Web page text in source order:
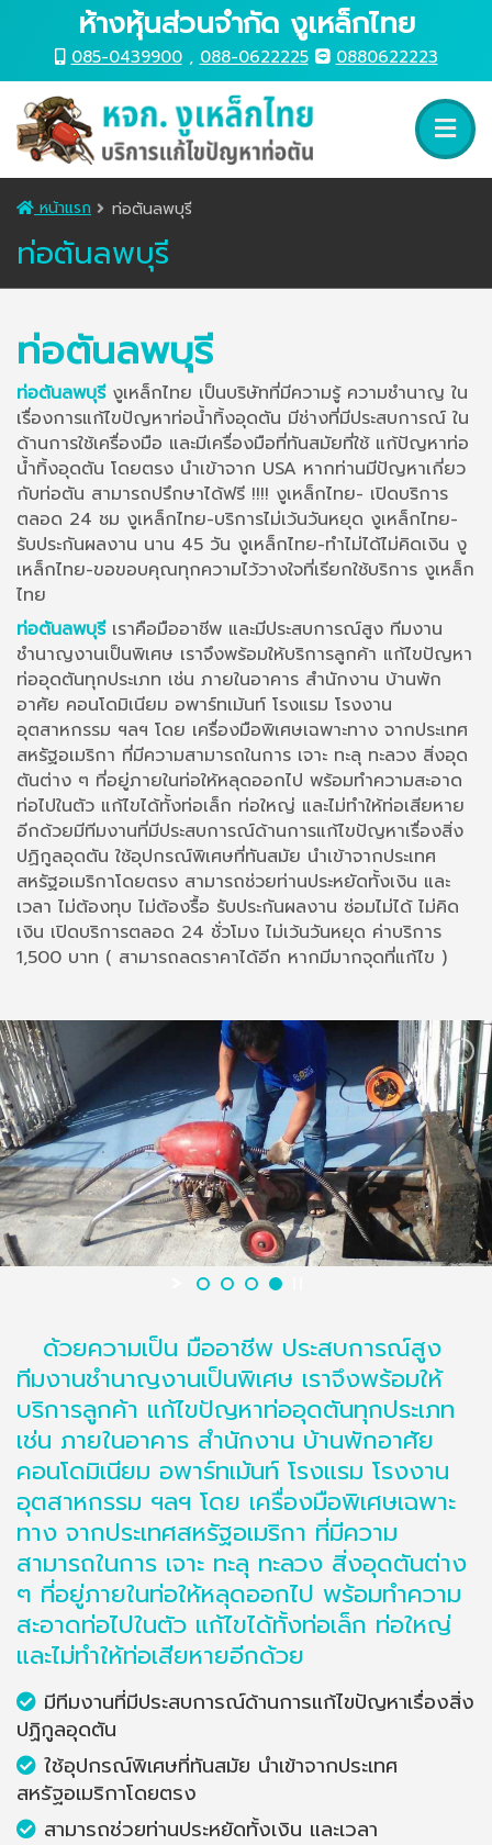
ห้างหุ้นส่วนจำกัด งูเหล็กไทย
085-0439900, 088-0622225 0880622223
หน้าแรก ท่อตันลพบุรี
ท่อตันลพบุรี
ท่อตันลพบุรี
ท่อตันลพบุรีงูเหล็กไทย เป็นบริษัทที่มีความรู้ ความชำนาญ ใน
เรื่องการแก้ไขปัญหาท่อน้ำทิ้งอุดตัน มีช่างที่มีประสบการณ์ ใน
ด้านการใช้เครื่องมือ และมีเครื่องมือที่ทันสมัยที่ใช้ แก้ปัญหาท่อ
น้ำทิ้งอุดตัน โดยตรง นำเข้าจาก USA หากท่านมีปัญหาเกี่ยว
กับท่อตัน สามารถปรึกษาได้ฟรี !!!! งูเหล็กไทย- เปิดบริการ
ตลอด 24 ชม งูเหล็กไทย-บริการไม่เว้นวันหยุด งูเหล็กไทย-
รับประกันผลงาน นาน 45 วัน งูเหล็กไทย-ทำไม่ได้ไม่คิดเงิน งู
เหล็กไทย-ขอขอบคุณทุกความไว้วางใจที่เรียกใช้บริการ งูเหล็ก
ไทย
ท่อตันลพบุรีเราคือมืออาชีพ และมีประสบการณ์สูง ทีมงาน
ชำนาญงานเป็นพิเศษ เราจึงพร้อมให้บริการลูกค้า แก้ไขปัญหา
ท่ออุดตันทุกประเภท เช่น ภายในอาคาร สำนักงาน บ้านพัก
อาศัย คอนโดมิเนียม อพาร์ทเม้นท์ โรงแรม โรงงาน
อุตสาหกรรม ฯลฯ โดย เครื่องมือพิเศษเฉพาะทาง จากประเทศ
สหรัฐอเมริกา ที่มีความสามารถในการ เจาะ ทะลุ ทะลวง สิ่งอุด
ตันต่าง ๆ ที่อยู่ภายในท่อให้หลุดออกไป พร้อมทำความสะอาด
ท่อไปในตัว แก้ไขได้ทั้งท่อเล็ก ท่อใหญ่ และไม่ทำให้ท่อเสียหาย
อีกด้วยมีทีมงานที่มีประสบการณ์ด้านการแก้ไขปัญหาเรื่องสิ่ง
ปฏิกูลอุดตัน ใช้อุปกรณ์พิเศษที่ทันสมัย นำเข้าจากประเทศ
สหรัฐอเมริกาโดยตรง สามารถช่วยท่านประหยัดทั้งเงิน และ
เวลา ไม่ต้องทุบ ไม่ต้องรื้อ รับประกันผลงาน ซ่อมไม่ได้ ไม่คิด
เงิน เปิดบริการตลอด 24 ชั่วโมง ไม่เว้นวันหยุด ค่าบริการ
1,500 บาท ( สามารถลดราคาได้อีก หากมีมากจุดที่แก้ไข )
ด้วยความเป็น มืออาชีพ ประสบการณ์สูง
ทีมงานชำนาญงานเป็นพิเศษ เราจึงพร้อมให้
บริการลูกค้า แก้ไขปัญหาท่ออุดตันทุกประเภท
เช่น ภายในอาคาร สำนักงาน บ้านพักอาศัย
คอนโดมิเนียม อพาร์ทเม้นท์ โรงแรม โรงงาน
อุตสาหกรรม ฯลฯ โดย เครื่องมือพิเศษเฉพาะ
ทาง จากประเทศสหรัฐอเมริกา ที่มีความ
สามารถในการ เจาะ ทะลุ ทะลวง สิ่งอุดตันต่าง
ๆ ที่อยู่ภายในท่อให้หลุดออกไป พร้อมทำความ
สะอาดท่อไปในตัว แก้ไขได้ทั้งท่อเล็ก ท่อใหญ่
และไม่ทำให้ท่อเสียหายอีกด้วย
มีทีมงานที่มีประสบการณ์ด้านการแก้ไขปัญหาเรื่องสิ่ง
ปฏิกูลอุดตัน
ใช้อุปกรณ์พิเศษที่ทันสมัย นำเข้าจากประเทศ
สหรัฐอเมริกาโดยตรง
สามารถช่วยท่านประหยัดทั้งเงิน และเวลา